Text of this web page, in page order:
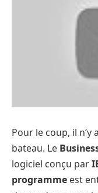
Pour le coup, il
bateau. Le
logiciel conçu par
programme est